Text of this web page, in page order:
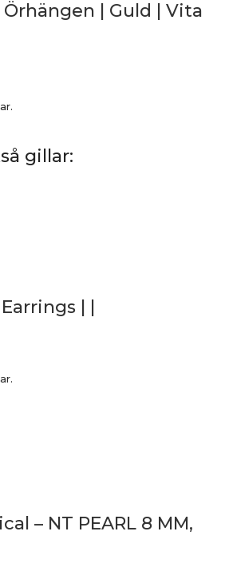
| Guld | Vita
gillar:
| |
– NT PEARL 8 MM,